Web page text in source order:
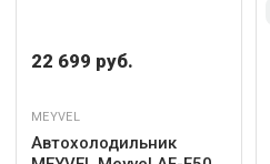
22 699 руб.
MEYVEL
Автохолодильник